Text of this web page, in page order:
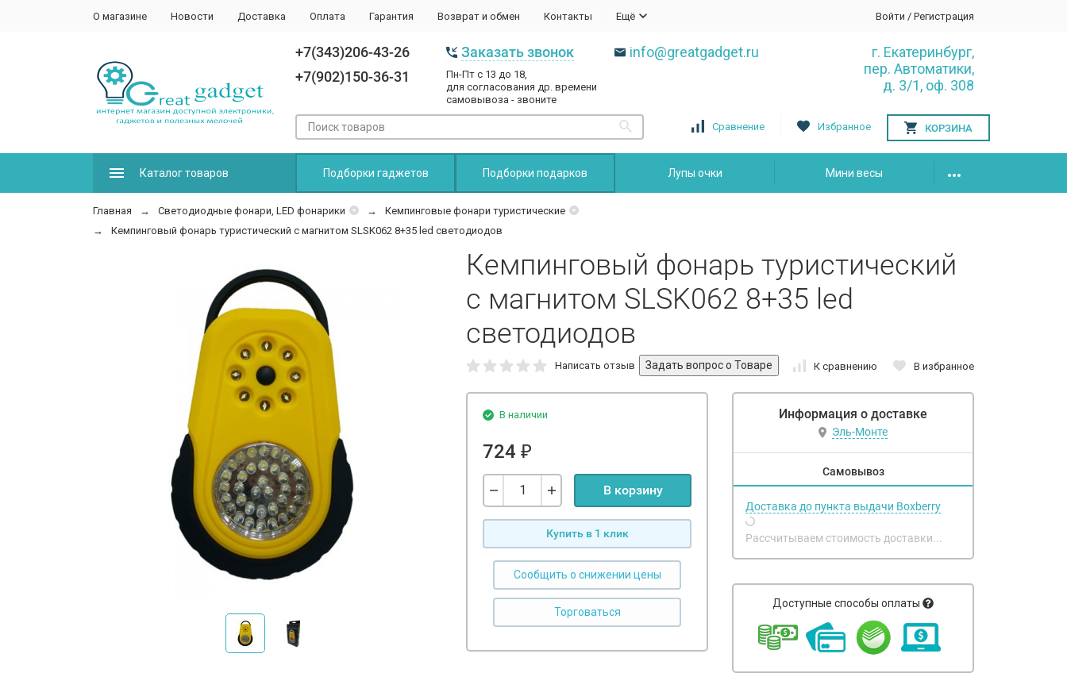
О магазине Новости Доставка Оплата Гарантия Возврат и обмен Контакты Ещё Войти / Регистрация
+7(343)206-43-26
+7(902)150-36-31
Заказать звонок
Пн-Пт с 13 до 18,
для согласования др. времени
самовывоза - звоните
info@greatgadget.ru
г. Екатеринбург,
пер. Автоматики,
д. 3/1, оф. 308
Сравнение Избранное КОРЗИНА
Каталог товаров Подборки гаджетов Подборки подарков Лупы очки Мини весы
Главная Светодиодные фонари, LED фонарики
Кемпинговые фонари туристические
Кемпинговый фонарь туристический с магнитом SLSK062 8+35 led светодиодов
Кемпинговый фонарь туристический
с магнитом SLSK062 8+35 led
светодиодов
Написать отзыв К сравнению В избранное
В наличии
724 ₽
В корзину
Купить в 1 клик
Сообщить о снижении цены
Информация о доставке
Эль-Монте
Самовывоз
Доставка до пункта выдачи Boxberry
Рассчитываем стоимость доставки...
Доступные способы оплаты